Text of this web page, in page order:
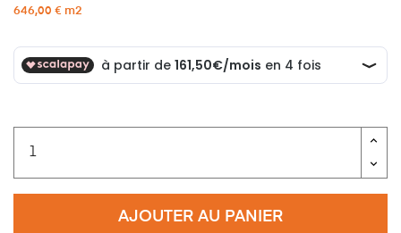
646,00 € m2
AJOUTER AU PANIER